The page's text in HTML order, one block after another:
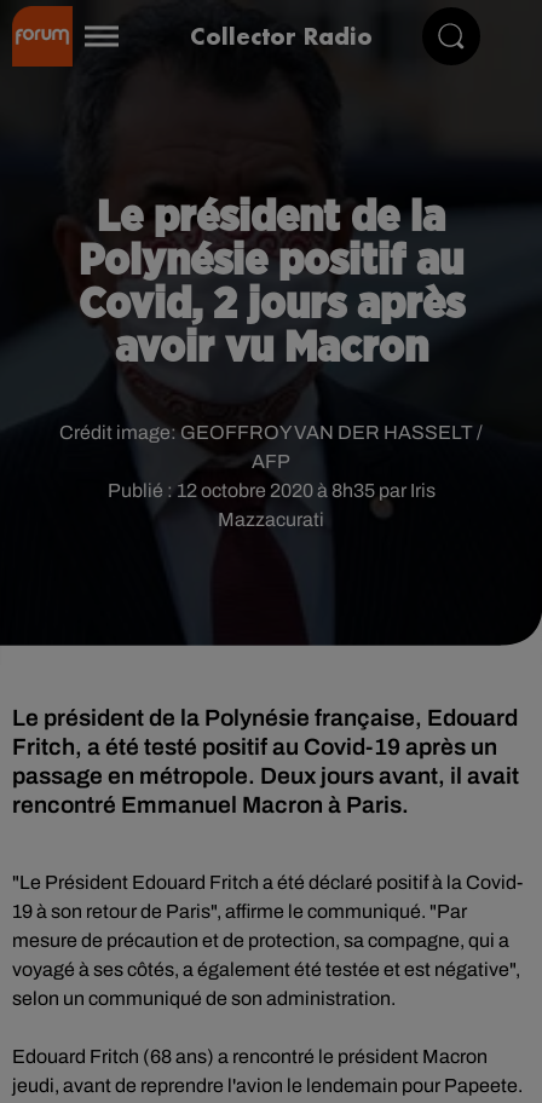
Collector Radio
Le président de la
Polynésie positif au
Covid, 2 jours après
avoir vu Macron
Publié : 12 octobre 2020 à 8h35 par Iris
Mazzacurati
Crédit image: GEOFFROY VAN DER HASSELT /
AFP
Le président de la Polynésie française, Edouard
Fritch, a été testé positif au Covid-19 après un
passage en métropole. Deux jours avant, il avait
rencontré Emmanuel Macron à Paris.
"Le Président Edouard Fritch a été déclaré positif à la Covid-
19 à son retour de Paris", affirme le communiqué. "Par
mesure de précaution et de protection, sa compagne, qui a
voyagé à ses côtés, a également été testée et est négative",
selon un communiqué de son administration.
Edouard Fritch (68 ans) a rencontré le président Macron
jeudi, avant de reprendre l'avion le lendemain pour Papeete.